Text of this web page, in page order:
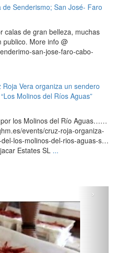
de Senderismo; San José- Faro
de gran belleza, muchas
publico. More info @
san-jose-faro-cabo-
Roja Vera organiza un sendero
Molinos del Ríos Aguas”
los Molinos del Río Aguas……
events/cruz-roja-organiza-
los-molinos-del-rios-aguas-s…
Estates SL ...
›